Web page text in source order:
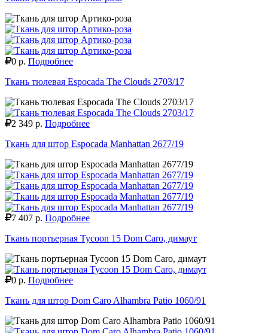
0 р. Подробнее
Ткань тюлевая Espocada The Clouds 2703/17
2 349 р. Подробнее
Ткань для штор Espocada Manhattan 2677/19
7 407 р. Подробнее
Ткань портьерная Tycoon 15 Dom Caro, димаут
0 р. Подробнее
Ткань для штор Dom Caro Alhambra Patio 1060/91